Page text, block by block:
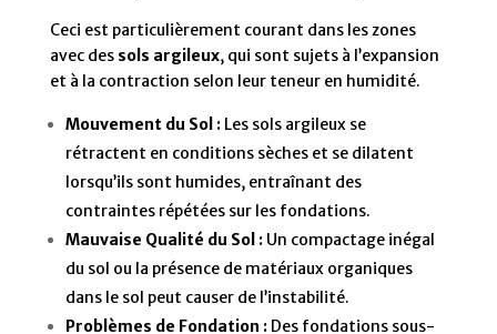
Ceci est particulièrement courant dans les zones
avec des sols argileux, qui sont sujets à l’expansion
et à la contraction selon leur teneur en humidité.
Mouvement du Sol :Les sols argileux se
rétractent en conditions sèches et se dilatent
lorsqu’ils sont humides, entraînant des
contraintes répétées sur les fondations.
Mauvaise Qualité du Sol :Un compactage inégal
du sol ou la présence de matériaux organiques
dans le sol peut causer de l’instabilité.
Problèmes de Fondation :Des fondations sous-